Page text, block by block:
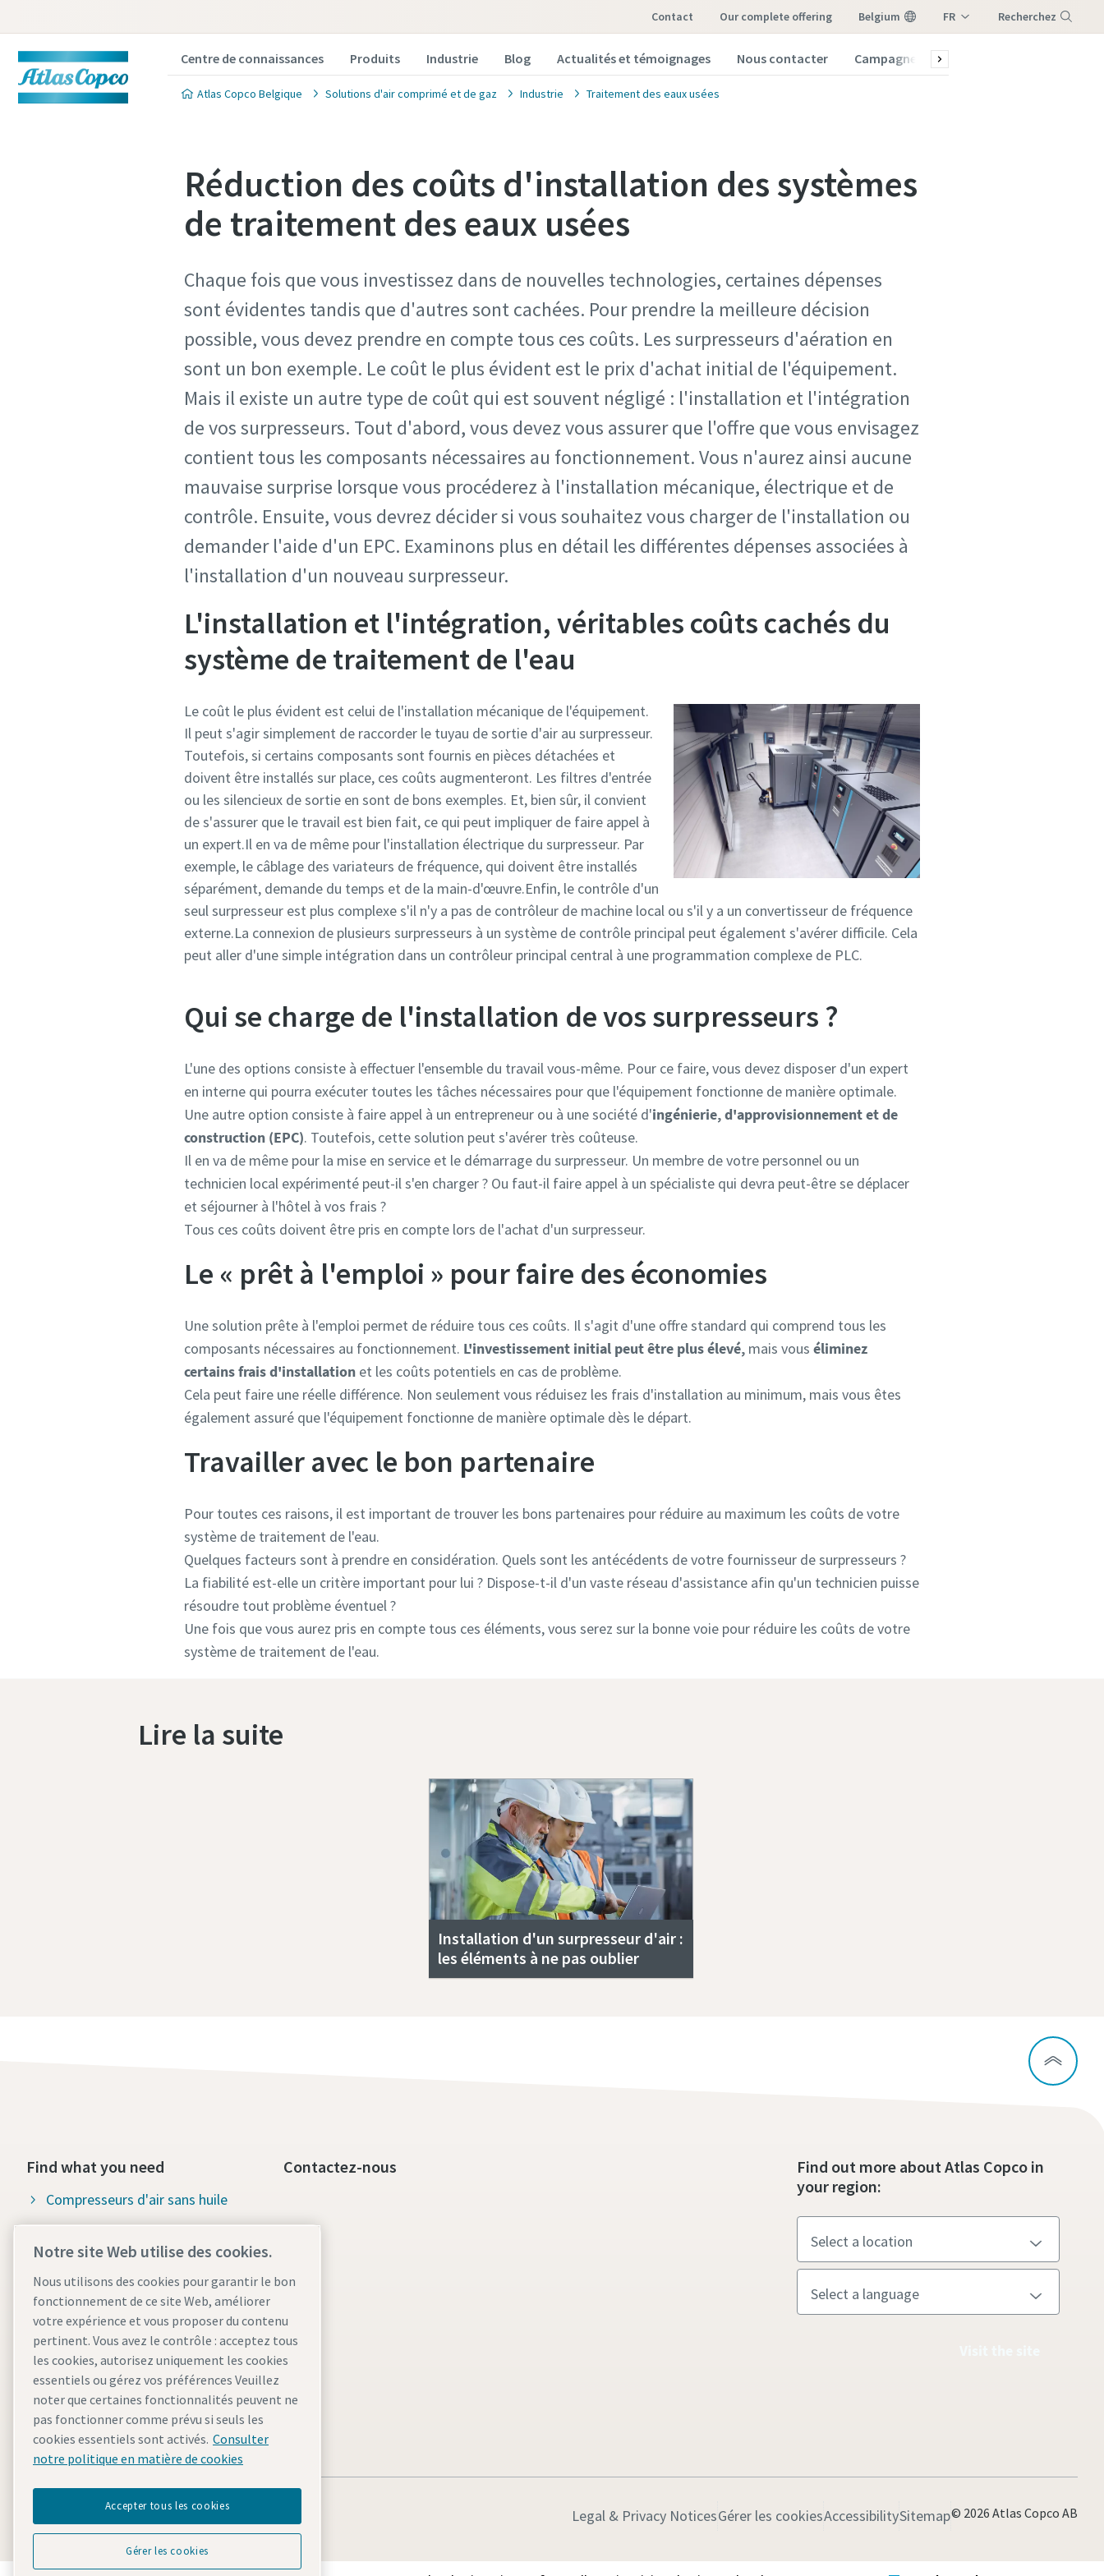
Contact our complete offering Belgium FR Recherchez
Centre de connaissances Produits Industrie Blog Actualités et témoignages Nous contacter Campagnes
Atlas Copco Belgique Solutions d'air comprimé et de gaz Industrie Traitement des eaux usées
Réduction des coûts d'installation des systèmes
de traitement des eaux usées
Chaque fois que vous investissez dans de nouvelles technologies, certaines dépenses
sont évidentes tandis que d'autres sont cachées. Pour prendre la meilleure décision
possible, vous devez prendre en compte tous ces coûts. Les surpresseurs d'aération en
sont un bon exemple. Le coût le plus évident est le prix d'achat initial de l'équipement.
Mais il existe un autre type de coût qui est souvent négligé : l'installation et l'intégration
de vos surpresseurs. Tout d'abord, vous devez vous assurer que l'offre que vous envisagez
contient tous les composants nécessaires au fonctionnement. Vous n'aurez ainsi aucune
mauvaise surprise lorsque vous procéderez à l'installation mécanique, électrique et de
contrôle. Ensuite, vous devrez décider si vous souhaitez vous charger de l'installation ou
demander l'aide d'un EPC. Examinons plus en détail les différentes dépenses associées à
l'installation d'un nouveau surpresseur.
L'installation et l'intégration, véritables coûts cachés du
système de traitement de l'eau
Le coût le plus évident est celui de l'installation mécanique de l'équipement.
Il peut s'agir simplement de raccorder le tuyau de sortie d'air au surpresseur.
Toutefois, si certains composants sont fournis en pièces détachées et
doivent être installés sur place, ces coûts augmenteront. Les filtres d'entrée
ou les silencieux de sortie en sont de bons exemples. Et, bien sûr, il convient
de s'assurer que le travail est bien fait, ce qui peut impliquer de faire appel à
un expert.Il en va de même pour l'installation électrique du surpresseur. Par
exemple, le câblage des variateurs de fréquence, qui doivent être installés
séparément, demande du temps et de la main-d'œuvre.Enfin, le contrôle d'un
seul surpresseur est plus complexe s'il n'y a pas de contrôleur de machine local ou s'il y a un convertisseur de fréquence
externe.La connexion de plusieurs surpresseurs à un système de contrôle principal peut également s'avérer difficile. Cela
peut aller d'une simple intégration dans un contrôleur principal central à une programmation complexe de PLC.
Qui se charge de l'installation de vos surpresseurs ?
L'une des options consiste à effectuer l'ensemble du travail vous-même. Pour ce faire, vous devez disposer d'un expert
en interne qui pourra exécuter toutes les tâches nécessaires pour que l'équipement fonctionne de manière optimale.
Une autre option consiste à faire appel à un entrepreneur ou à une société d'ingénierie, d'approvisionnement et de
construction (EPC). Toutefois, cette solution peut s'avérer très coûteuse.
Il en va de même pour la mise en service et le démarrage du surpresseur. Un membre de votre personnel ou un
technicien local expérimenté peut-il s'en charger ? Ou faut-il faire appel à un spécialiste qui devra peut-être se déplacer
et séjourner à l'hôtel à vos frais ?
Tous ces coûts doivent être pris en compte lors de l'achat d'un surpresseur.
Le « prêt à l'emploi » pour faire des économies
Une solution prête à l'emploi permet de réduire tous ces coûts. Il s'agit d'une offre standard qui comprend tous les
composants nécessaires au fonctionnement. L'investissement initial peut être plus élevé, mais vous éliminez
certains frais d'installation et les coûts potentiels en cas de problème.
Cela peut faire une réelle différence. Non seulement vous réduisez les frais d'installation au minimum, mais vous êtes
également assuré que l'équipement fonctionne de manière optimale dès le départ.
Travailler avec le bon partenaire
Pour toutes ces raisons, il est important de trouver les bons partenaires pour réduire au maximum les coûts de votre
système de traitement de l'eau.
Quelques facteurs sont à prendre en considération. Quels sont les antécédents de votre fournisseur de surpresseurs ?
La fiabilité est-elle un critère important pour lui ? Dispose-t-il d'un vaste réseau d'assistance afin qu'un technicien puisse
résoudre tout problème éventuel ?
Une fois que vous aurez pris en compte tous ces éléments, vous serez sur la bonne voie pour réduire les coûts de votre
système de traitement de l'eau.
Lire la suite
Installation d'un surpresseur d'air :
les éléments à ne pas oublier
Find what you need
Compresseurs d'air sans huile
compresseur
Compressed air wiki
Conseils relatifs à l'air comprimé
Systèmes à air comprimé pour
applications industrielles
Safety data sheets
Contactez-nous
Find out more about Atlas Copco in
your region:
Legal & Privacy NoticesGérer les cookiesAccessibilitySitemap© 2026 Atlas Copco AB
Notre site Web utilise des cookies.
Nous utilisons des cookies pour garantir le bon
fonctionnement de ce site Web, améliorer
votre expérience et vous proposer du contenu
pertinent. Vous avez le contrôle : acceptez tous
les cookies, autorisez uniquement les cookies
essentiels ou gérez vos préférences Veuillez
noter que certaines fonctionnalités peuvent ne
pas fonctionner comme prévu si seuls les
cookies essentiels sont activés. Consulter
notre politique en matière de cookies
Accepter tous les cookies
Gérer les cookies